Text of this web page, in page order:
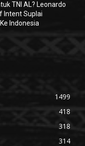
TNI AL? Leonardo
Intent Suplai
Indonesia
1499
418
318
314